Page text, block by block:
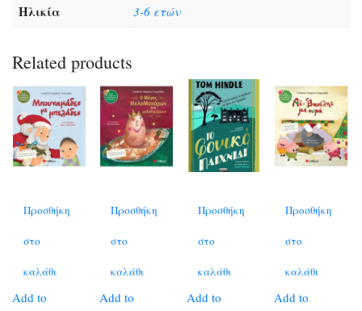
Ηλικία 3-6 ετών
Related products
Προσθήκη
στο
καλάθι
Add to
Προσθήκη
στο
καλάθι
Add to
Προσθήκη
στο
καλάθι
Add to
Προσθήκη
στο
καλάθι
Add to